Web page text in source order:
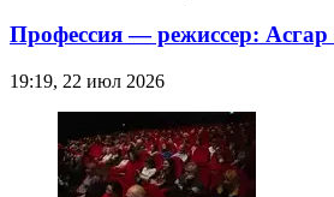
Профессия — режиссер:
19:19, 22 июл 2026